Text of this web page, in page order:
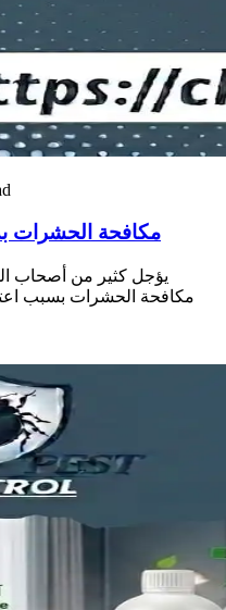
مكافحة الحشرات
يؤجل كثير من أصحاب
مكافحة الحشرات بسبب